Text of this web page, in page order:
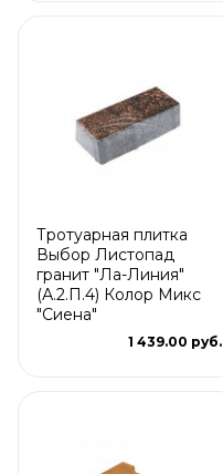
Тротуарная плитка
Выбор Листопад
гранит "Ла-Линия"
(А.2.П.4) Колор Микс
"Сиена"
1 439.00 руб.